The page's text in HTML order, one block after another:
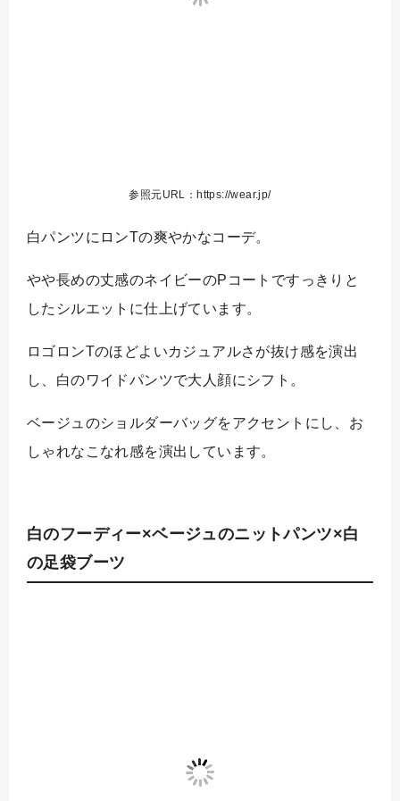
参照元URL：https://wear.jp/
白パンツにロンTの爽やかなコーデ。
やや長めの丈感のネイビーのPコートですっきりと
したシルエットに仕上げています。
ロゴロンTのほどよいカジュアルさが抜け感を演出
し、白のワイドパンツで大人顔にシフト。
ベージュのショルダーバッグをアクセントにし、お
しゃれなこなれ感を演出しています。
白のフーディー×ベージュのニットパンツ×白
の足袋ブーツ